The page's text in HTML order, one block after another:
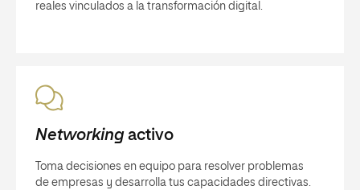
reales vinculados a la transformación digital.
Networkingactivo
Toma decisiones en equipo para resolver problemas
de empresas y desarrolla tus capacidades directivas.